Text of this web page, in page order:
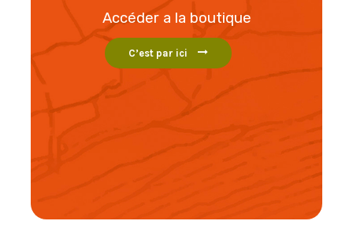
Accéder a la boutique
C’est par ici